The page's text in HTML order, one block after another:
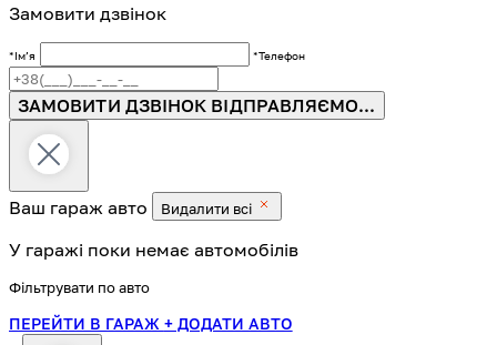
Замовити дзвінок
*Імʼя *Телефон
ЗАМОВИТИ ДЗВІНОК ВІДПРАВЛЯЄМО...
Ваш гараж авто Видалити всі
У гаражі поки немає автомобілів
Фільтрувати по авто
ПЕРЕЙТИ В ГАРАЖ + ДОДАТИ АВТО